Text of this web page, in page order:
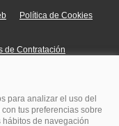
Política de Cookies
de Contratación